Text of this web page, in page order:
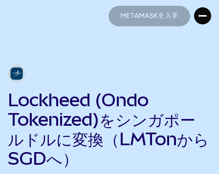
METAMASKを入手
Lockheed (Ondo
Tokenized)をシンガポー
ルドルに変換（LMTonから
SGDへ）